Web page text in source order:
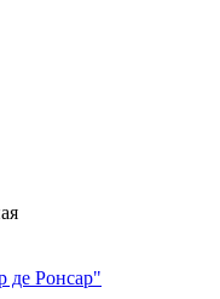
де Ронсар"